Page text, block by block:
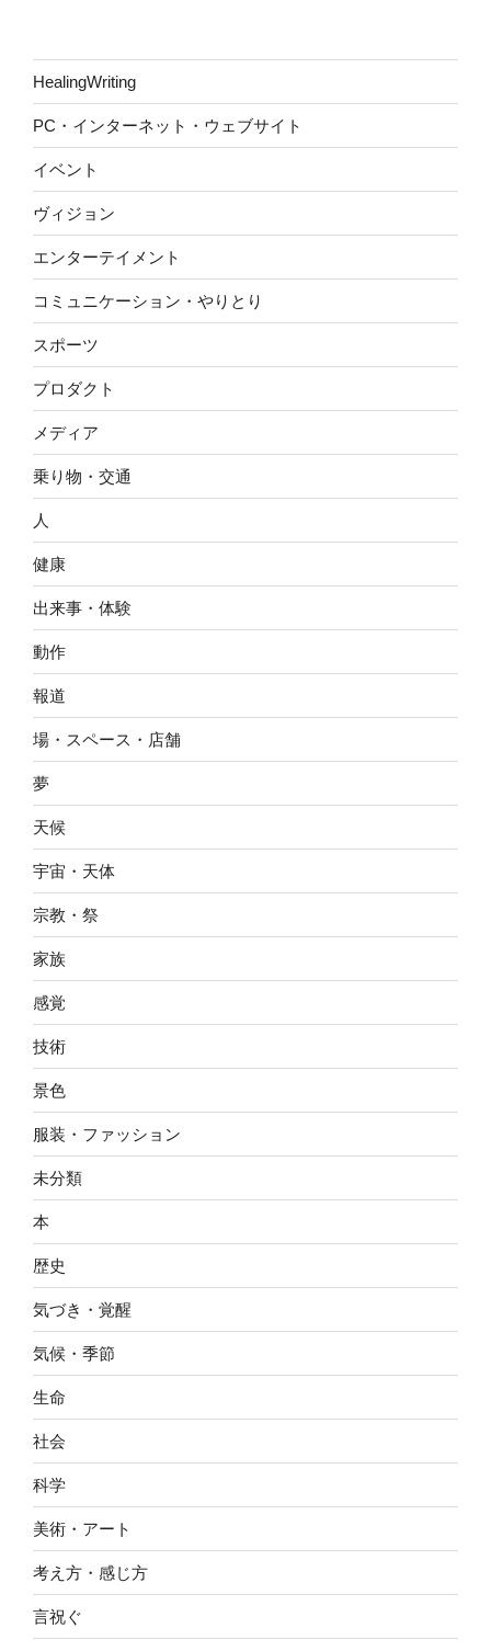
HealingWriting
PC・インターネット・ウェブサイト
イベント
ヴィジョン
エンターテイメント
コミュニケーション・やりとり
スポーツ
プロダクト
メディア
乗り物・交通
人
健康
出来事・体験
動作
報道
場・スペース・店舗
夢
天候
宇宙・天体
宗教・祭
家族
感覚
技術
景色
服装・ファッション
未分類
本
歴史
気づき・覚醒
気候・季節
生命
社会
科学
美術・アート
考え方・感じ方
言祝ぐ